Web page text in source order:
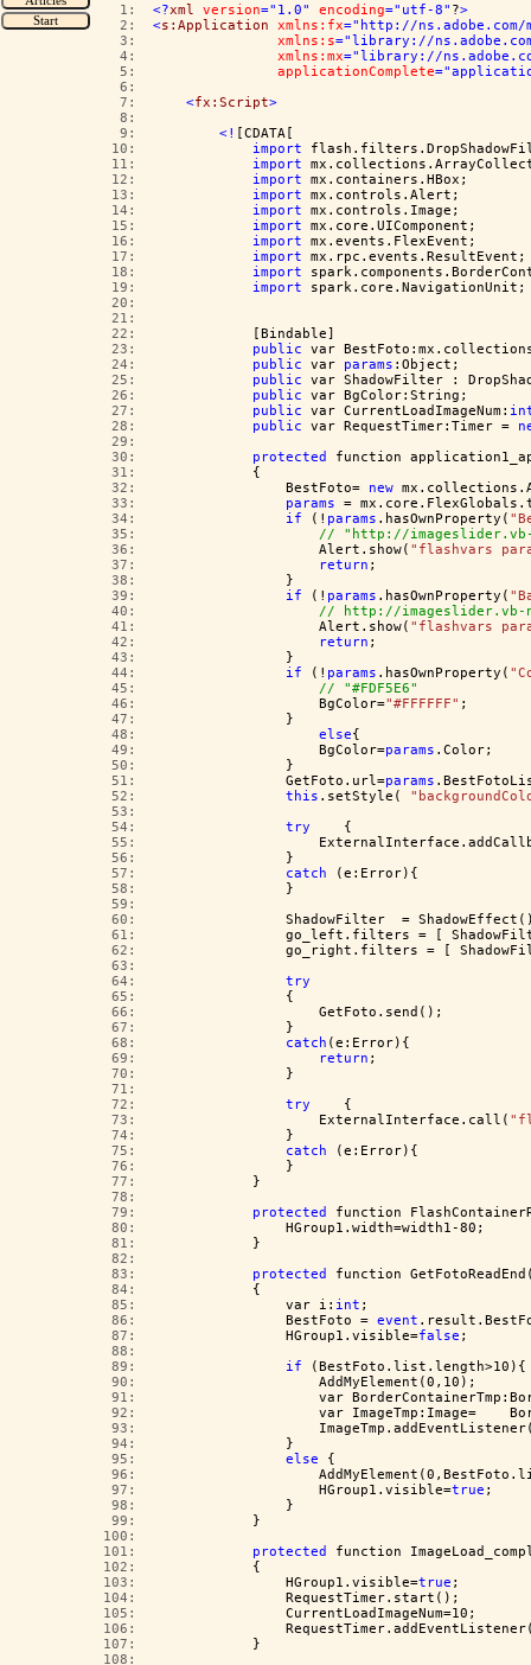
   1:
<?xml version="1.0" encoding="utf-8" ?>
   2:
<s:Application xmlns:fx="http://ns.adobe.com/
   3:
xmlns:s="library://
   4:
xmlns:mx="library://
   5:
applicationComplete
   6:
   7:
<fx:Script>
   8:
   9:
<! [CDATA[
  10:
import
  11:
import
  12:
import mx.containers.HBox;
  13:
import mx.controls.Alert;
  14:
import mx.controls.Image;
  15:
import mx.core.UIComponent;
  16:
import mx.events.FlexEvent;
  17:
import mx.rpc.events.ResultEvent;
  18:
import
  19:
import spark.core.NavigationUnit;
  20:
  21:
  22:
            [Bindable]
  23:
public var
  24:
public var params :Object;
  25:
public var ShadowFilter :
  26:
public var BgColor:String;
  27:
public var CurrentLoadImageNum:
  28:
public var RequestTimer:Timer =
  29:
  30:
protected
function
  31:
            {
  32:
                BestFoto=
new
  33:
params =
  34:
if (! params .hasOwnProperty(
  35:
// "http://imageslider.vb-
  36:
                    Alert.show(
"flashvars
  37:
return ;
  38:
                }
  39:
if (! params .hasOwnProperty(
  40:
// http://imageslider.vb-
  41:
                    Alert.show(
"flashvars
  42:
return ;
  43:
                }
  44:
if (! params .hasOwnProperty(
  45:
// "#FDF5E6"
  46:
                    BgColor=
"#FFFFFF" ;
  47:
                }
  48:
else{
  49:
                    BgColor=
params .Color;
  50:
                }
  51:
                GetFoto.url=
params
  52:
this .setStyle(
  53:
  54:
try
    {
  55:
  56:
                }
  57:
catch (e:Error){
  58:
                }
  59:
  60:
ShadowFilter  =
  61:
go_left.filters = [
  62:
go_right.filters = [
  63:
  64:
try
  65:
                {
  66:
                    GetFoto.send();
  67:
                }
  68:
catch (e:Error){
  69:
return ;
  70:
                }
  71:
  72:
try
    {
  73:
                    ExternalInterface.call(
  74:
                }
  75:
catch (e:Error){
  76:
                }
  77:
            }
  78:
  79:
protected
function
  80:
                HGroup1.width=width1-80;
  81:
            }
  82:
  83:
protected
function
  84:
            {
  85:
                var i:
int ;
  86:
                BestFoto =
event
  87:
                HGroup1.visible=
false ;
  88:
  89:
if (BestFoto.list.length>10){
  90:
                    AddMyElement(0,10);
  91:
var
  92:
var ImageTmp:Image=
  93:
  94:
                }
  95:
else {
  96:
  97:
                    HGroup1.visible=
true ;
  98:
                }
  99:
            }
100:
101:
protected
function
102:
            {
103:
                HGroup1.visible=
true ;
104:
                RequestTimer.start();
105:
                CurrentLoadImageNum=10;
106:
107:
            }
108: